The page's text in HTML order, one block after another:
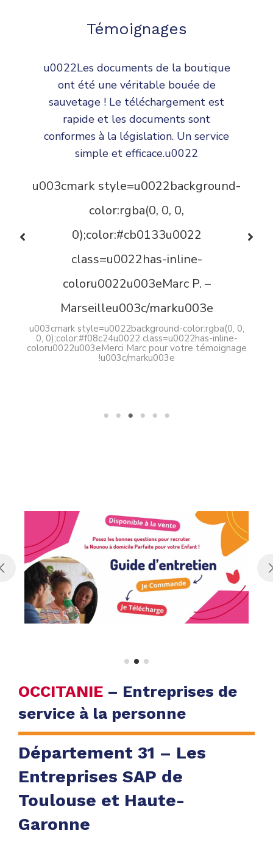
Témoignages
u0022J’avais besoin d’un contrat de
travail en CDD, et je l’ai trouvé en
quelques clics sur le site. Le processus
est simple et rapide, et les documents
sont très bien structurés. Je ne passerai
plus jamais des heures à chercher des
u003cmark style=u0022background-
color:rgba(0, 0, 0,
0);color:#cb0133u0022
class=u0022has-inline-
coloru0022u003eJulien D. –
Parisu003c/marku003e
u003cmark style=u0022background-color:rgba(0, 0,
0, 0);color:#f08c24u0022 class=u0022has-inline-
coloru0022u003eMerci Julien pour votre témoignage
OCCITANIE – Entreprises de
service à la personne
Département 31 – Les
Entreprises SAP de
Toulouse et Haute-
Garonne